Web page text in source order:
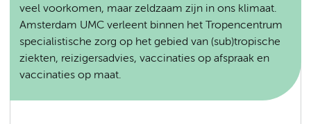
veel voorkomen, maar zeldzaam zijn in ons klimaat.
Amsterdam UMC verleent binnen het Tropencentrum
specialistische zorg op het gebied van (sub)tropische
ziekten, reizigersadvies, vaccinaties op afspraak en
vaccinaties op maat.